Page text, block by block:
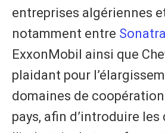
entreprises algériennes
notamment entre
ExxonMobil ainsi que
plaidant pour
domaines de
pays, afin d’introduire